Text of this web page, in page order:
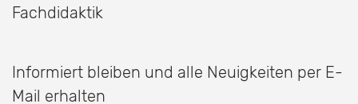
Fachdidaktik
Informiert bleiben und alle Neuigkeiten per E-
Mail erhalten